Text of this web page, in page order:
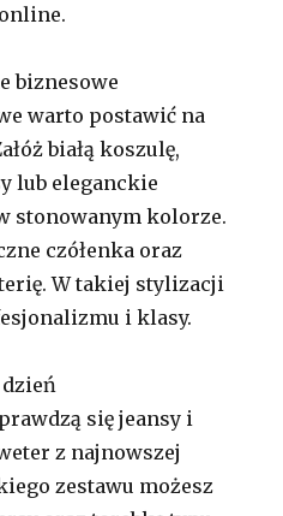
biznesowe
warto postawić na
białą koszulę,
lub eleganckie
stonowanym kolorze.
czółenka oraz
W takiej stylizacji
i klasy.
się jeansy i
z najnowszej
zestawu możesz